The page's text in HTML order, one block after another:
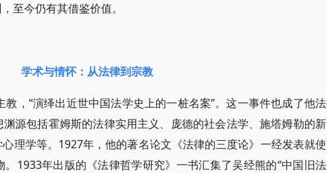
至今仍有其借鉴价值。
学术与情怀：从法律到宗教
，“演绎出近世中国法学史上的一桩名案”。这一事件也成了他法
源包括霍姆斯的法律实用主义、庞德的社会法学、施塔姆勒的新
理学等。1927年，他的著名论文《法律的三度论》一经发表就使
1933年出版的《法律哲学研究》一书汇集了吴经熊的“中国旧法